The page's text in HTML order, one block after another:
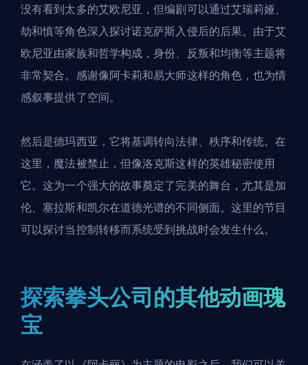
没有看到太多的艾欧尼亚，但编剧可以通过艾瑞莉娅、
劫和慎等角色深入探讨诺克萨斯入侵后的后果。由于艾
欧尼亚由家族和哲学构成，身份、反叛和均衡等主题将
非常契合。感谢像阿卡莉和易大师这样的角色，也为情
感叙事提供了空间。
然后是德玛西亚，它将基调转向法律、秩序和传统。在
这里，魔法被禁止，但像洛克斯这样的英雄秘密使用
它。这为一个强大的故事奠定了完美的舞台，尤其是加
伦、塞拉斯和凯尔在道德光谱的不同侧面。这里的节目
可以探讨当控制转移而系统受到挑战时会发生什么。
探索拳头公司的其他动画瑰
宝